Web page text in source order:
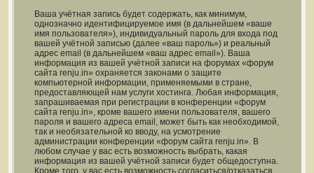
Ваша учётная запись будет содержать, как минимум,
однозначно идентифицируемое имя (в дальнейшем «ваше
имя пользователя»), индивидуальный пароль для входа под
вашей учётной записью (далее «ваш пароль») и реальный
адрес email (в дальнейшем «ваш адрес email»). Ваша
информация из вашей учётной записи на форумах «форум
сайта renju.in» охраняется законами о защите
компьютерной информации, применяемыми в стране,
предоставляющей нам услуги хостинга. Любая информация,
запрашиваемая при регистрации в конференции «форум
сайта renju.in», кроме вашего имени пользователя, вашего
пароля и вашего адреса email, может быть как необходимой,
так и необязательной ко вводу, на усмотрение
администрации конференции «форум сайта renju.in». В
любом случае у вас есть возможность выбрать, какая
информация из вашей учётной записи будет общедоступна.
Кроме того, у вас есть возможность согласиться/отказаться